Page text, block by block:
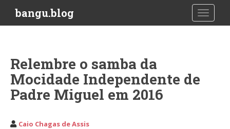
i
bangu.blog
Relembre o samba da
Mocidade Independente de
Padre Miguel em 2016
Caio Chagas de Assis